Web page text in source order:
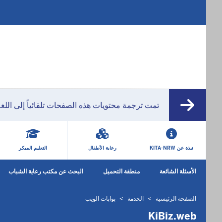
تمت ترجمة محتويات هذه الصفحات تلقائياً إلى
HAUPTMENÜ
نبذة عن KITA-NRW رعاية الأطفال التعليم المبكر
SEKUNDÄRMENÜ
الأسئلة الشائعة منطقة التحميل البحث عن مكتب رعاية الشباب
أنت
موجود
الصفحة الرئيسية الخدمة بوابات الويب
KiBiz.web